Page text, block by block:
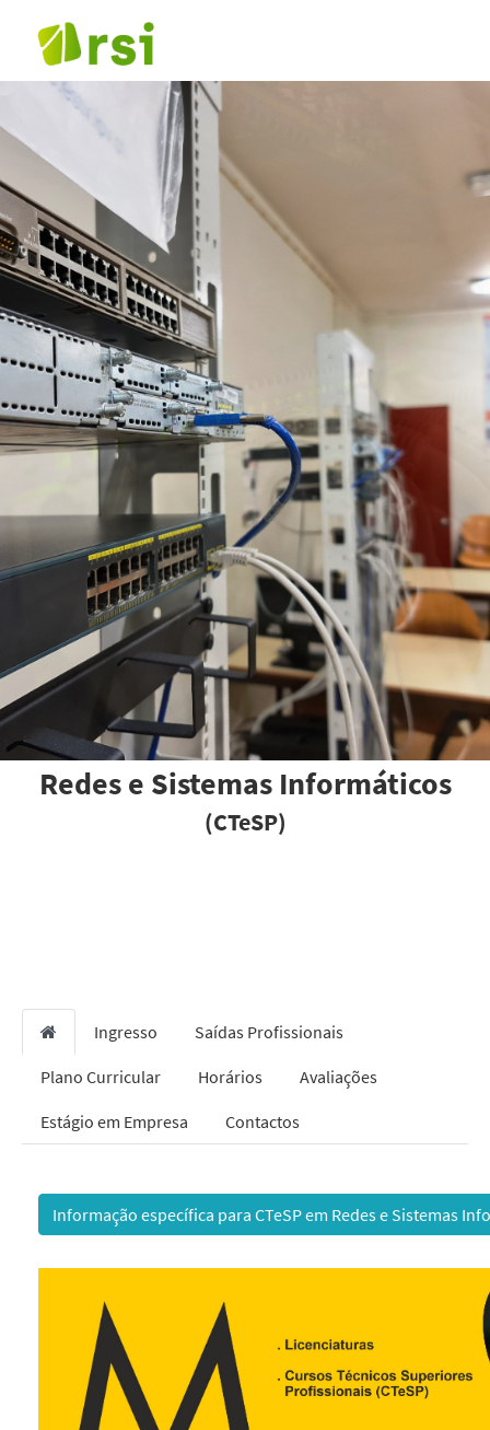
Redes e Sistemas Informáticos
(CTeSP)
Ingresso Saídas Profissionais
Plano Curricular Horários Avaliações
Estágio em Empresa Contactos
Informação específica para CTeSP em Redes e Sistemas